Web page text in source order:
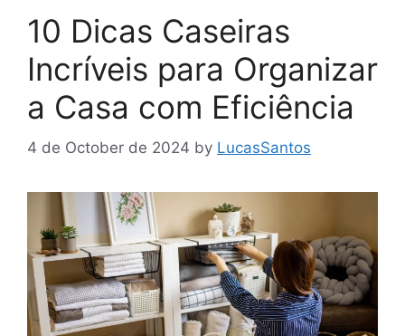
10 Dicas Caseiras
Incríveis para Organizar
a Casa com Eficiência
4 de October de 2024 by LucasSantos